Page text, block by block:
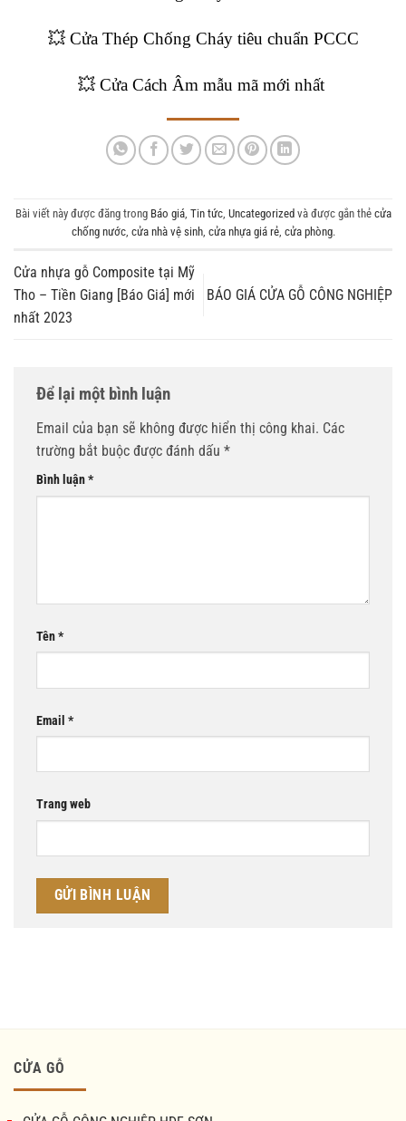
💥 Cửa Thép Chống Cháy tiêu chuẩn PCCC
💥Cửa Cách Âm mẫu mã mới nhất
Bài viết này được đăng trong Báo giá, Tin tức, Uncategorized và được gắn thẻ cửa
chống nước, cửa nhà vệ sinh, cửa nhựa giá rẻ, cửa phòng.
Cửa nhựa gỗ Composite tại Mỹ
Tho – Tiền Giang [Báo Giá] mới
nhất 2023
BÁO GIÁ CỬA GỖ CÔNG NGHIỆP
Để lại một bình luận
Email của bạn sẽ không được hiển thị công khai. Các
trường bắt buộc được đánh dấu *
Bình luận*
Tên*
Email *
Trang web
CỬA GỖ